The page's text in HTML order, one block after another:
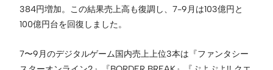
384円増加。この結果売上高も復調し、7-9月は103億円と
100億円台を回復しました。
7〜9月のデジタルゲーム国内売上上位3本は『ファンタシー